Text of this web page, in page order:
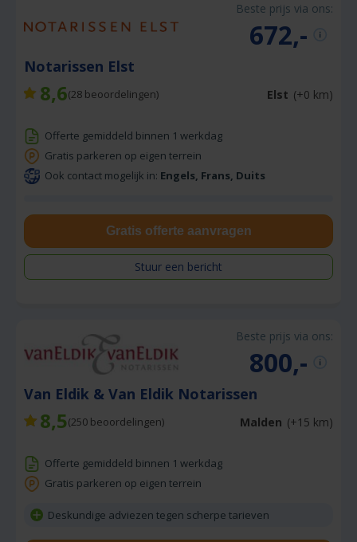
Beste prijs via ons:
672,-
Notarissen Elst
8,6(28 beoordelingen) Elst (+0 km)
Offerte gemiddeld binnen 1 werkdag
Gratis parkeren op eigen terrein
Ook contact mogelijk in: Engels, Frans, Duits
Gratis offerte aanvragen
Stuur een bericht
Beste prijs via ons:
800,-
Van Eldik & Van Eldik Notarissen
8,5(250 beoordelingen) Malden (+15 km)
Offerte gemiddeld binnen 1 werkdag
Gratis parkeren op eigen terrein
Deskundige adviezen tegen scherpe tarieven